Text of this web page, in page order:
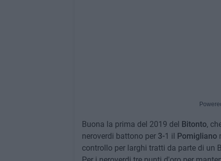
Buona la prima del 2019 del Bitonto,
neroverdi battono per 3-1 il Pomigliano
controllo per larghi tratti da parte di un